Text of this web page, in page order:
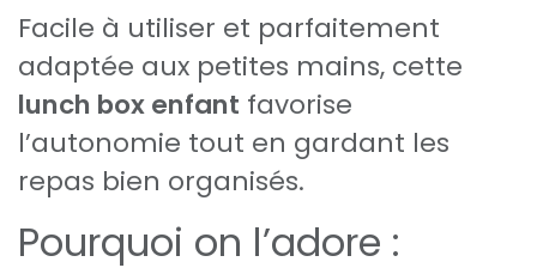
Facile à utiliser et parfaitement
adaptée aux petites mains, cette
lunch box enfant favorise
l’autonomie tout en gardant les
repas bien organisés.
Pourquoi on l’adore :